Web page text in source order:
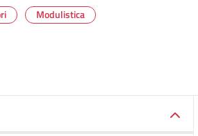
Modulistica